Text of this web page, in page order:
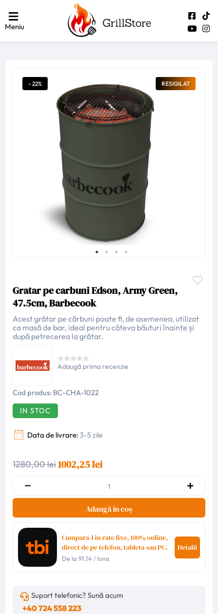
Meniu
- 22% RESIGILAT
Gratar pe carbuni Edson, Army Green,
47.5cm, Barbecook
Acest grătar pe cărbuni poate fi, de asemenea, utilizat
ca masă de bar, ideal pentru câteva băuturi înainte și
după petrecerea la grătar.
Adaugă prima recenzie
Cod produs: BC-CHA-1022
IN STOC
Data de livrare: 3-5 zile
1280,00 lei1002,25 lei
Adaugă în coș
Cumpara-l in rate fixe, 100% online,
direct de pe telefon, tableta sau PC.
De la91,14 / luna
Detalii
Suport telefonic? Sună acum
+40 724 558 223